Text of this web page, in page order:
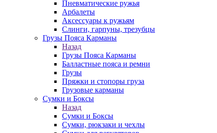
Пневматические ружья
Арбалеты
Аксессуары к ружьям
Слинги, гарпуны, трезубцы
Грузы Пояса Карманы
Назад
Грузы Пояса Карманы
Балластные пояса и ремни
Грузы
Пряжки и стопоры груза
Грузовые карманы
Сумки и Боксы
Назад
Сумки и Боксы
Сумки, рюкзаки и чехлы